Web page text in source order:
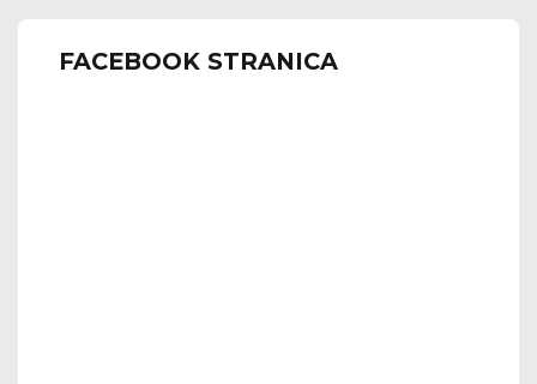
FACEBOOK STRANICA